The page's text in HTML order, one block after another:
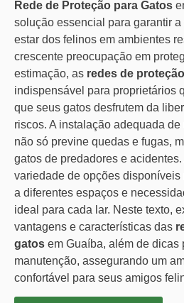
Rede de Proteção para Gatos
solução essencial para garantir
estar dos felinos em ambientes
crescente preocupação em
estimação, as redes de proteção
indispensável para proprietários
que seus gatos desfrutem da
riscos. A instalação adequada de
não só previne quedas e fugas,
gatos de predadores e
variedade de opções
a diferentes espaços e
ideal para cada lar. Neste texto,
vantagens e características das
gatos em Guaíba, além de dicas
manutenção, assegurando um
confortável para seus amigos